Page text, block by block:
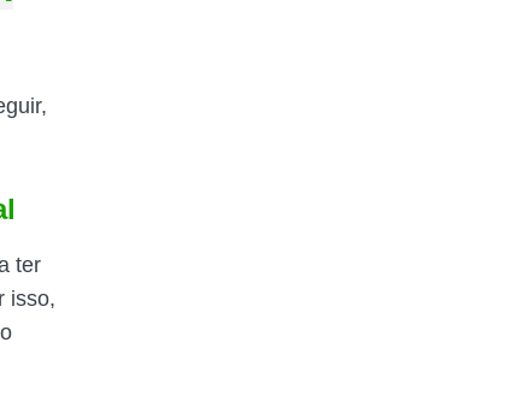
ter
isso,